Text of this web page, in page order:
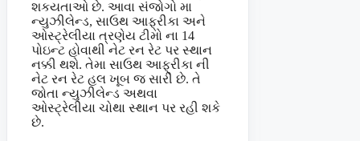
શકયતાઓ છે. આવા સંજોગો મા
ન્યુઝીલેન્ડ, સાઉથ આફ્રીકા અને
ઓસ્ટ્રેલીયા ત્રણેય ટીમો ના 14
પોઇન્ટ હોવાથી નેટ રન રેટ પર સ્થાન
નક્કી થશે. તેમા સાઉથ આફ્રીકા ની
નેટ રન રેટ હલ ખૂબ જ સારી છે. તે
જોતા ન્યુઝીલેન્ડ અથવા
ઓસ્ટ્રેલીયા ચોથા સ્થાન પર રહી શકે
છે.